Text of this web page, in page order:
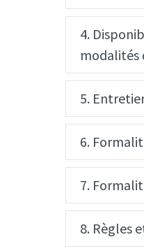
4.
modalités
5.
6.
7.
8. Règles